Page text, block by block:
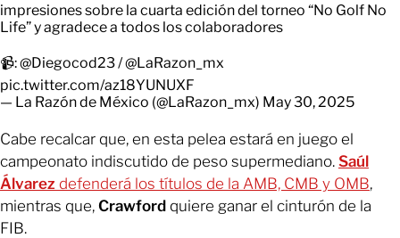
impresiones sobre la cuarta edición del torneo “No Golf No
Life” y agradece a todos los colaboradores
📹:@Diegocod23/@LaRazon_mx
pic.twitter.com/az18YUNUXF
— La Razón de México (@LaRazon_mx) May 30, 2025
Cabe recalcar que, en esta pelea estará en juego el
campeonato indiscutido de peso supermediano. Saúl
Álvarez defenderá los títulos de la AMB, CMB y OMB,
mientras que, Crawford quiere ganar el cinturón de la
FIB.